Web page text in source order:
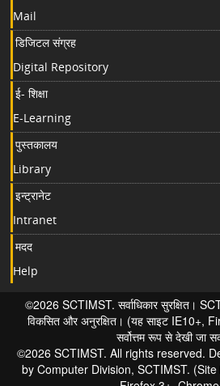
Mail
डिजिटल संग्रह
Digital Repository
ई- शिक्षा
E-Learning
पुस्तकालय
Library
इन्ट्रानेट
Intranet
मदद
Help
©2026 SCTIMST. सर्वाधिकार सुरक्षित।
विकसित और अनुरक्षित। (यह साइट IE10+,
सर्वोत्तम रूप से देखी जा
©2026 SCTIMST. All rights reserved.
by Computer Division, SCTIMST.